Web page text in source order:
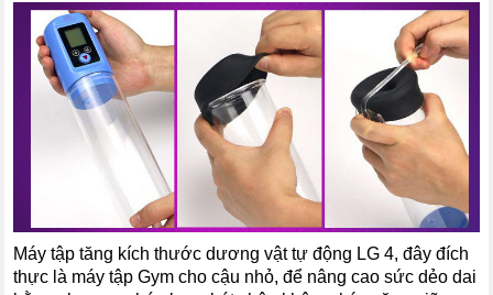
Máy tập tăng kích thước dương vật tự động LG 4, đây đích
thực là máy tập Gym cho cậu nhỏ, để nâng cao sức dẻo dai